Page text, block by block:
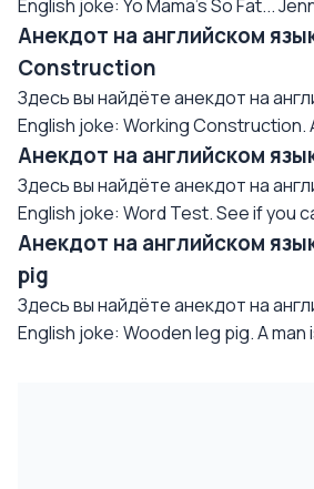
English joke: Yo Mama's So Fat...
Анекдот на английском
Construction
Здесь вы найдёте анекдот на
English joke: Working Construction.
Анекдот на английском
Здесь вы найдёте анекдот на
English joke: Word Test. See if you
Анекдот на английском
pig
Здесь вы найдёте анекдот на
English joke: Wooden leg pig. A man